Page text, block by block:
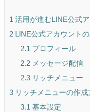
1 活用が進むLINE公式
2 LINE公式アカウント
2.1 プロフィール
2.2メッセージ配信
2.3リッチメニュー
3 リッチメニューの作成
3.1 基本設定